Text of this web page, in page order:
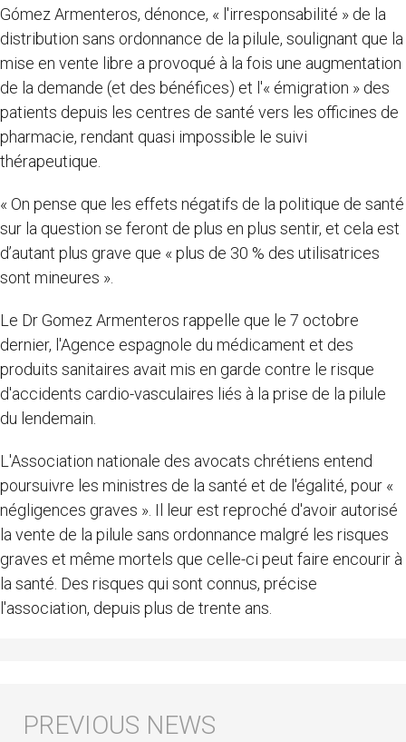
Gómez Armenteros, dénonce, « l'irresponsabilité » de la
distribution sans ordonnance de la pilule, soulignant que la
mise en vente libre a provoqué à la fois une augmentation
de la demande (et des bénéfices) et l'« émigration » des
patients depuis les centres de santé vers les officines de
pharmacie, rendant quasi impossible le suivi
thérapeutique.
« On pense que les effets négatifs de la politique de santé
sur la question se feront de plus en plus sentir, et cela est
d’autant plus grave que « plus de 30 % des utilisatrices
sont mineures ».
Le Dr Gomez Armenteros rappelle que le 7 octobre
dernier, l'Agence espagnole du médicament et des
produits sanitaires avait mis en garde contre le risque
d'accidents cardio-vasculaires liés à la prise de la pilule
du lendemain.
L'Association nationale des avocats chrétiens entend
poursuivre les ministres de la santé et de l'égalité, pour «
négligences graves ». Il leur est reproché d'avoir autorisé
la vente de la pilule sans ordonnance malgré les risques
graves et même mortels que celle-ci peut faire encourir à
la santé. Des risques qui sont connus, précise
l'association, depuis plus de trente ans.